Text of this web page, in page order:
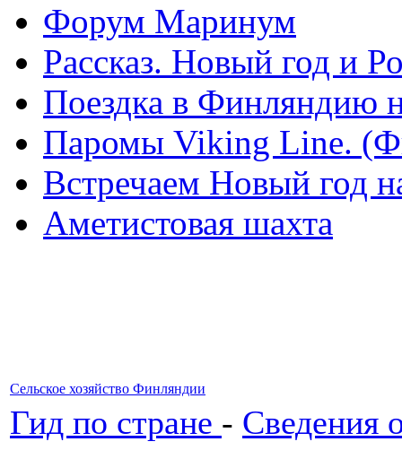
Форум Маринум
Рассказ. Новый год и
Поездка в Финляндию
Паромы Viking Line.
Встречаем Новый год
Аметистовая шахта
Сельское хозяйство Финляндии
Гид по стране - Cведения